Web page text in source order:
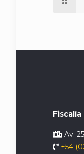
Av.
+54